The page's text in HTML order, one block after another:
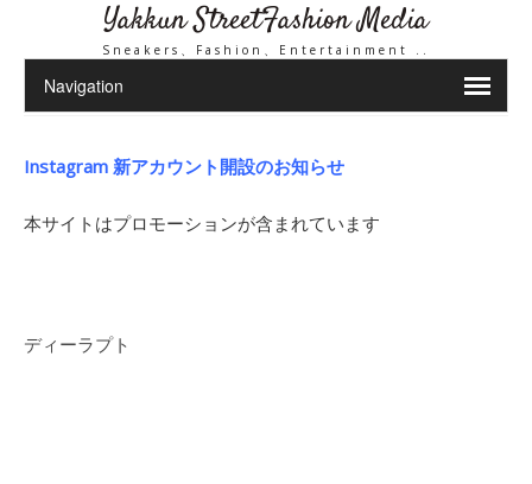
Yakkun StreetFashion Media
Sneakers、Fashion、Entertainment ..
Instagram 新アカウント開設のお知らせ
本サイトはプロモーションが含まれています
ディーラプト